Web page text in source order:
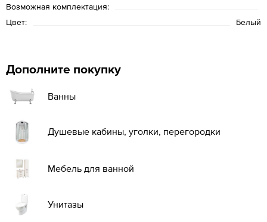
Возможная комплектация:
Цвет:
Белый
Дополните покупку
Ванны
Душевые кабины, уголки, перегородки
Мебель для ванной
Унитазы